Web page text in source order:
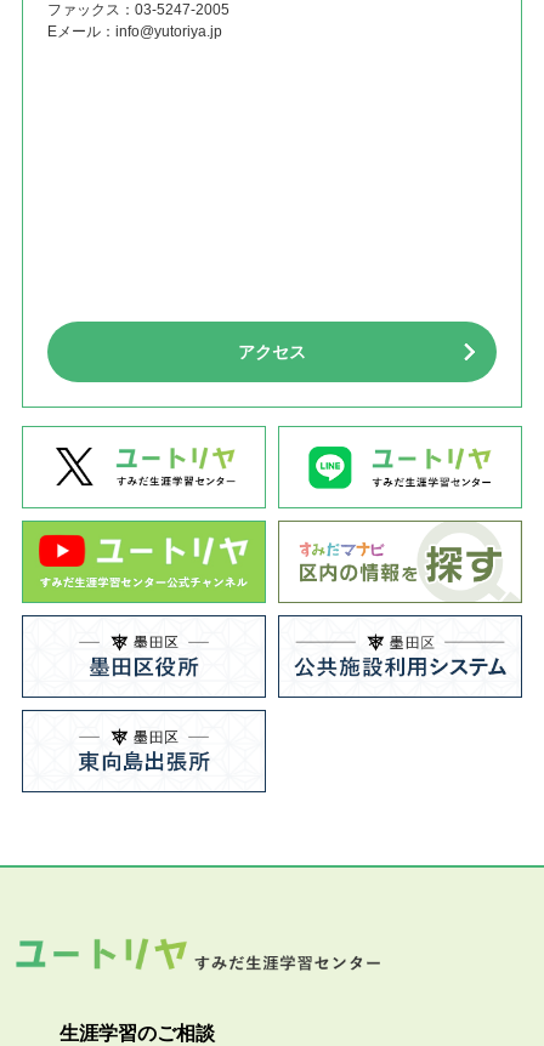
ファックス： 03-5247-2005
Eメール： info@yutoriya.jp
アクセス
生涯学習のご相談